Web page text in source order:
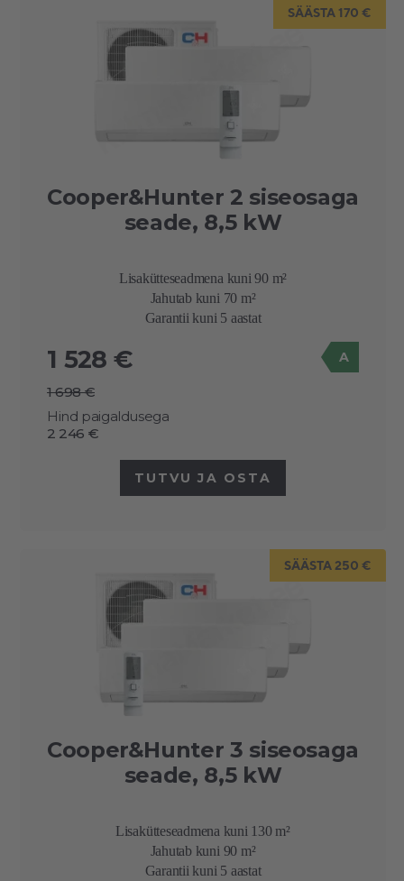
SÄÄSTA 170 €
Cooper&Hunter 2 siseosaga
seade, 8,5 kW
Lisakütteseadmena kuni 90 m²
Jahutab kuni 70 m²
Garantii kuni 5 aastat
1 528 €
1 698 €
Hind paigaldusega
2 246 €
A
TUTVU JA OSTA
SÄÄSTA 250 €
Cooper&Hunter 3 siseosaga
seade, 8,5 kW
Lisakütteseadmena kuni 130 m²
Jahutab kuni 90 m²
Garantii kuni 5 aastat